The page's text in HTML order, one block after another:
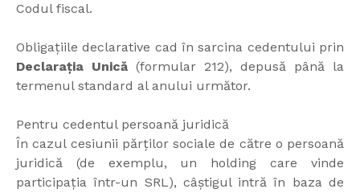
Codul fiscal.
Obligațiile declarative cad în sarcina cedentului prin
Declarația Unică (formular 212), depusă până la
termenul standard al anului următor.
Pentru cedentul persoană juridică
În cazul cesiunii părților sociale de către o persoană
juridică (de exemplu, un holding care vinde
participația într-un SRL), câștigul intră în baza de